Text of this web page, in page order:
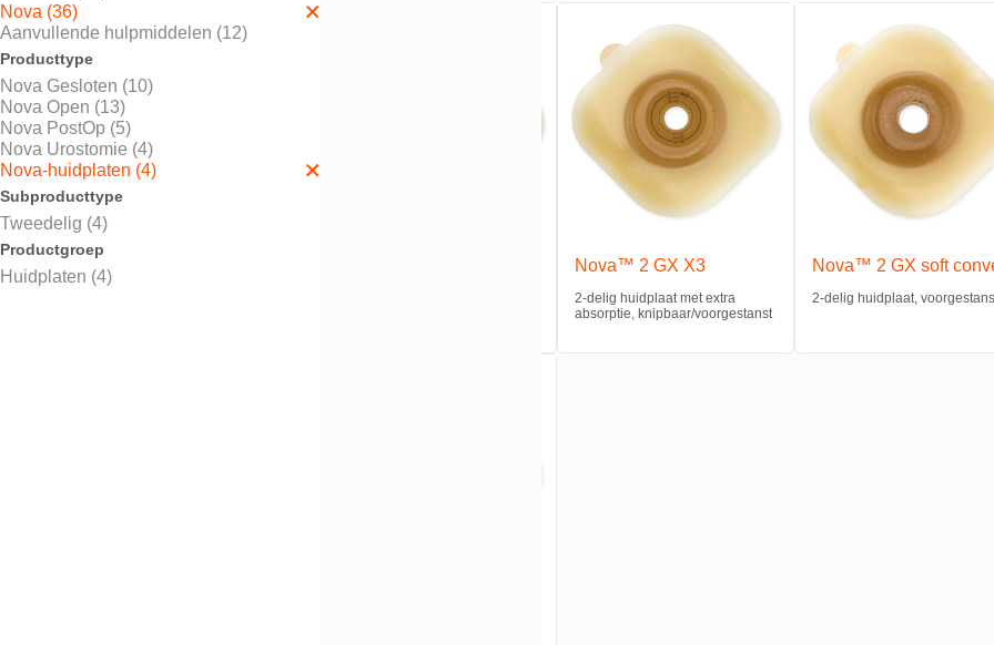
Nova (36)
Aanvullende hulpmiddelen (12)
Producttype
Nova Gesloten (10)
Nova Open (13)
Nova PostOp (5)
Nova Urostomie (4)
Nova-huidplaten (4)
Subproducttype
Tweedelig (4)
Productgroep
Huidplaten (4)
Nova™ 2 GX X3
2-delig huidplaat met extra
absorptie, knipbaar/voorgestanst
Nova™ 2 GX soft
2-delig huidplaat,